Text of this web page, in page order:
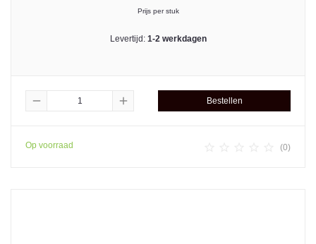
Prijs per stuk
Levertijd: 1-2 werkdagen
remove add Bestellen
Op voorraad (0)